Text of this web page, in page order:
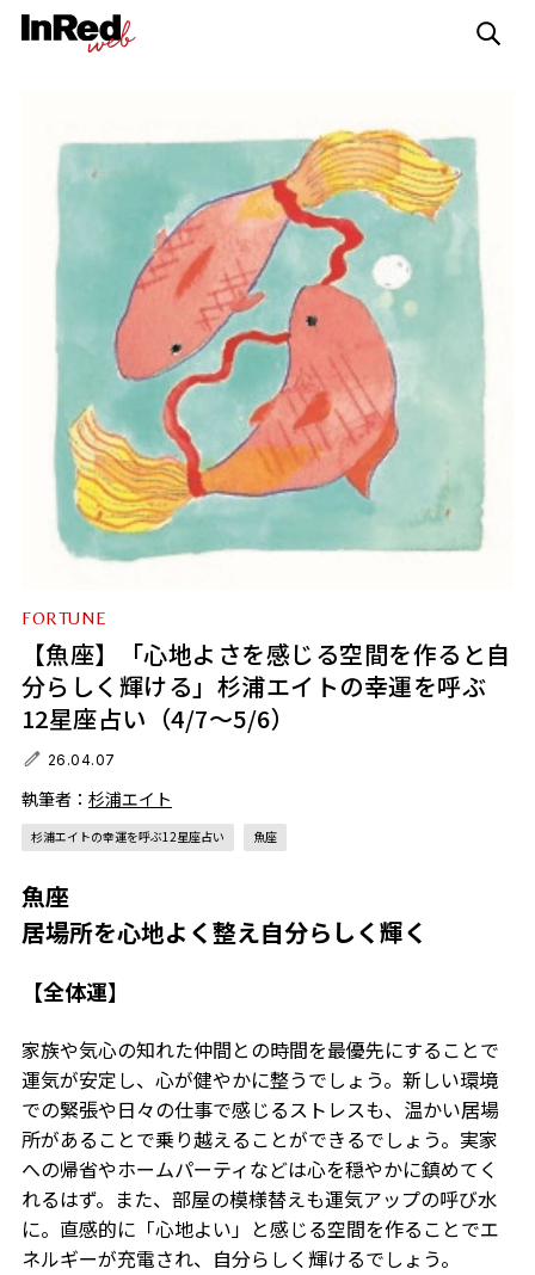
FORTUNE
【魚座】「心地よさを感じる空間を作ると自
分らしく輝ける」杉浦エイトの幸運を呼ぶ
12星座占い（4/7～5/6）
26.04.07
執筆者： 杉浦エイト
杉浦エイトの幸運を呼ぶ12星座占い 魚座
魚座
居場所を心地よく整え自分らしく輝く
【全体運】
家族や気心の知れた仲間との時間を最優先にすることで
運気が安定し、心が健やかに整うでしょう。新しい環境
での緊張や日々の仕事で感じるストレスも、温かい居場
所があることで乗り越えることができるでしょう。実家
への帰省やホームパーティなどは心を穏やかに鎮めてく
れるはず。また、部屋の模様替えも運気アップの呼び水
に。直感的に「心地よい」と感じる空間を作ることでエ
ネルギーが充電され、自分らしく輝けるでしょう。